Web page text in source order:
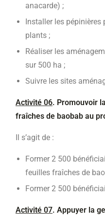
anacarde) ;
Installer les
plants ;
Réaliser les
sur 500 ha ;
Suivre les sites
Activité 06. Promouvoir
fraîches de baobab au
Il s’agit de :
Former 2 500
feuilles fraîches de
Former 2 500
Activité 07. Appuyer la